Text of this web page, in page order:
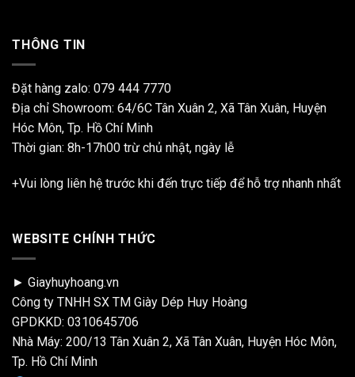
THÔNG TIN
Đặt hàng zalo: 079 444 7770
Địa chỉ Showroom: 64/6C Tân Xuân 2, Xã Tân Xuân, Huyện
Hóc Môn, Tp. Hồ Chí Minh
Thời gian: 8h-17h00 trừ chủ nhật, ngày lễ
+Vui lòng liên hệ trước khi đến trực tiếp để hỗ trợ nhanh nhất
WEBSITE CHÍNH THỨC
► Giayhuyhoang.vn
Công ty TNHH SX TM Giày Dép Huy Hoàng
GPDKKD: 0310645706
Nhà Máy: 200/13 Tân Xuân 2, Xã Tân Xuân, Huyện Hóc Môn,
Tp. Hồ Chí Minh